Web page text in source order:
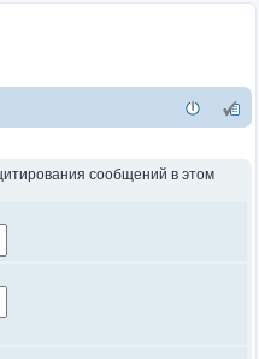
сообщений в этом